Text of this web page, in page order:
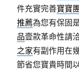
件充實完善寶寶
推薦為您有保固
品壹款革命性請
之家有副作用在
節省您寶貴時間